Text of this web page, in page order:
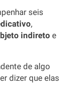
seis
,
indireto e
de algo
dizer que elas